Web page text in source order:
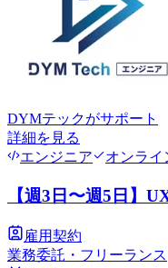
DYMテックがサポート
詳細を見る
エンジニア
オンライ
【週3日〜週5日】
雇用契約
業務委託・フリーランス